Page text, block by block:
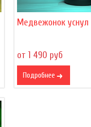
Медвежонок уснул
от 1 490 руб
Подробнее